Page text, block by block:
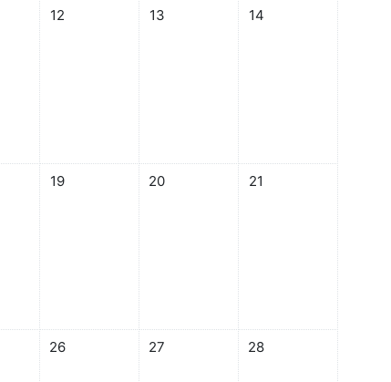
10日
なし 2024年 07月 11日
イベントなし 2024年 07月 12日
12 イベントなし 2024年 07月 13日
13 イベントなし 2024年
14
17日
し 2024年 07月 18日
イベントなし 2024年 07月 19日
19 イベントなし 2024年 07月 20日
20 イベントなし 2024年
21
24日
し 2024年 07月 25日
イベントなし 2024年 07月 26日
26 イベントなし 2024年 07月 27日
27 イベントなし 2024年
28